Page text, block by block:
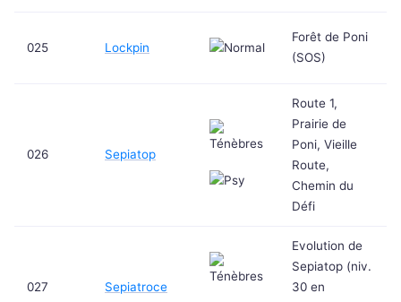
025 Lockpin
Forêt de Poni
(SOS)
026 Sepiatop
Route 1,
Prairie de
Poni, Vieille
Route,
Chemin du
Défi
027 Sepiatroce
Evolution de
Sepiatop (niv.
30 en